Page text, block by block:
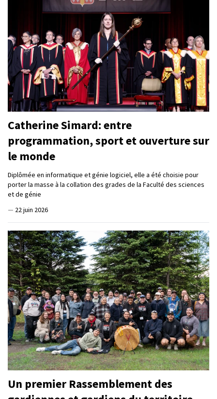
Catherine Simard: entre
programmation, sport et ouverture sur
le monde
Diplômée en informatique et génie logiciel, elle a été choisie pour
porter la masse à la collation des grades de la Faculté des sciences
et de génie
— 22 juin 2026
Un premier Rassemblement des